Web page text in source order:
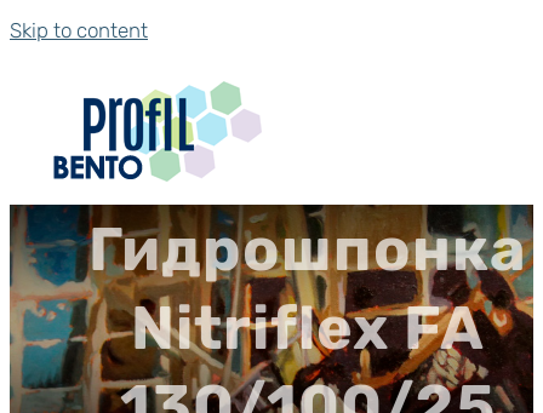
Skip to content
Гидрошпонка
Nitriflex FA